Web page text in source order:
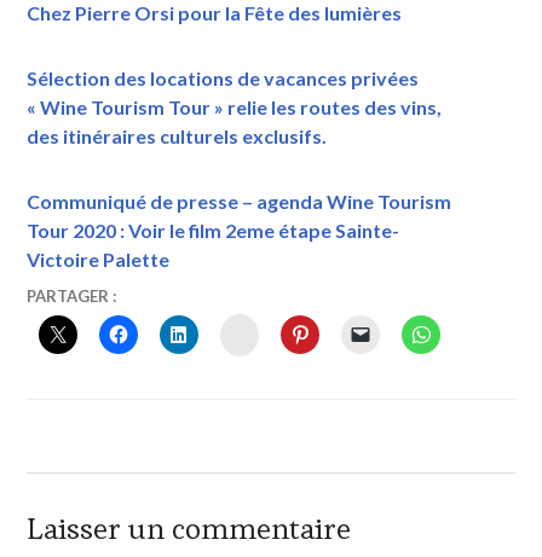
Chez Pierre Orsi pour la Fête des lumières
Sélection des locations de vacances privées
« Wine Tourism Tour » relie les routes des vins,
des itinéraires culturels exclusifs.
Communiqué de presse – agenda Wine Tourism
Tour 2020 : Voir le film 2eme étape Sainte-
Victoire Palette
11
FÉVRIER
2021
VINTOURISME
BOTT
FRÈRES
CHÂTEAU
LA
PARTAGER :
INSTAGRAM
Laisser un commentaire